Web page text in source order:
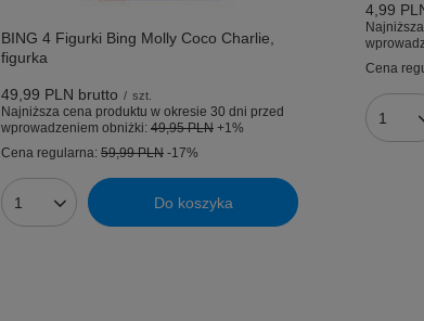
BING 4 Figurki Bing Molly Coco Charlie,
figurka
49,99 PLN brutto / szt.
Najniższa cena produktu w okresie 30 dni przed
wprowadzeniem obniżki: 49,95 PLN +1%
Cena regularna: 59,99 PLN -17%
Ilość produktów Do koszyka
4,99
Cena
Ilość